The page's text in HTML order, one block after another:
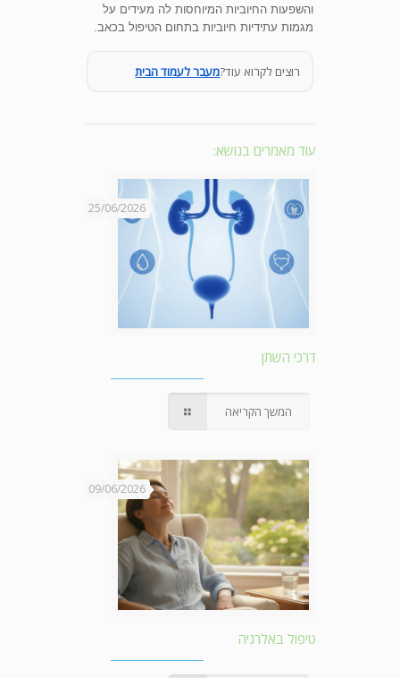
והשפעות החיוביות המיוחסות לה מעידים על
מגמות עתידיות חיוביות בתחום הטיפול בכאב.
רוצים לקרוא עוד?מעבר לעמוד הבית
עוד מאמרים בנושא:
25/06/2026
דרכי השתן
המשך הקריאה
09/06/2026
טיפול באלרגיה